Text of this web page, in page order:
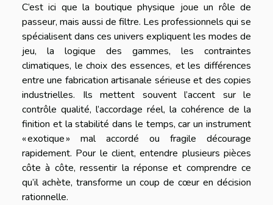
C’est ici que la boutique physique joue un rôle de
passeur, mais aussi de filtre. Les professionnels qui se
spécialisent dans ces univers expliquent les modes de
jeu, la logique des gammes, les contraintes
climatiques, le choix des essences, et les différences
entre une fabrication artisanale sérieuse et des copies
industrielles. Ils mettent souvent l’accent sur le
contrôle qualité, l’accordage réel, la cohérence de la
finition et la stabilité dans le temps, car un instrument
« exotique » mal accordé ou fragile décourage
rapidement. Pour le client, entendre plusieurs pièces
côte à côte, ressentir la réponse et comprendre ce
qu’il achète, transforme un coup de cœur en décision
rationnelle.